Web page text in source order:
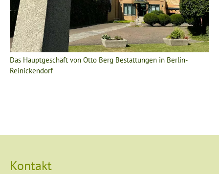
Das Hauptgeschäft von Otto Berg Bestattungen in Berlin-
Reinickendorf
Kontakt